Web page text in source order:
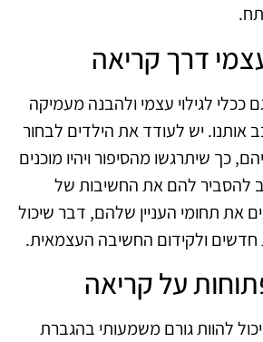
עצמי דרך קריאה
ככלי לגילוי עצמי ולהבנה מעמיקה
אותנו. יש לעודד את הילדים לבחור
כך שיתרגשו מהסיפור ויהיו מוכנים
להסביר להם את החשיבות של
את תחומי העניין שלהם, דבר שיכול
חדשים ולקידום החשיבה העצמאית.
על קריאה
להוות גורם משמעותי בהגברת